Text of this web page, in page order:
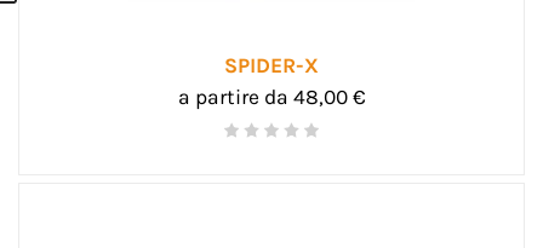
SPIDER-X
a partire da 48,00 €